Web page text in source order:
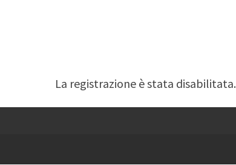
La registrazione è stata disabilitata.